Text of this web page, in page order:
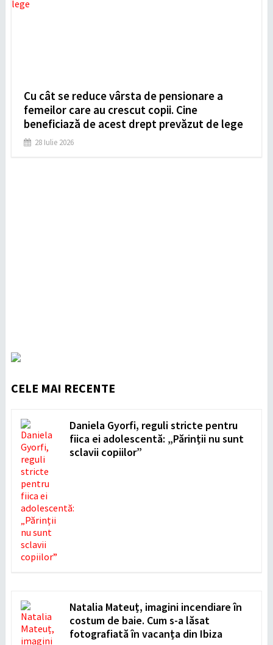
Cu cât se reduce vârsta de pensionare a
femeilor care au crescut copii. Cine
beneficiază de acest drept prevăzut de lege
28 Iulie 2026
CELE MAI RECENTE
Daniela Gyorfi, reguli stricte pentru
fiica ei adolescentă: „Părinții nu sunt
sclavii copiilor”
Natalia Mateuț, imagini incendiare în
costum de baie. Cum s-a lăsat
fotografiată în vacanța din Ibiza